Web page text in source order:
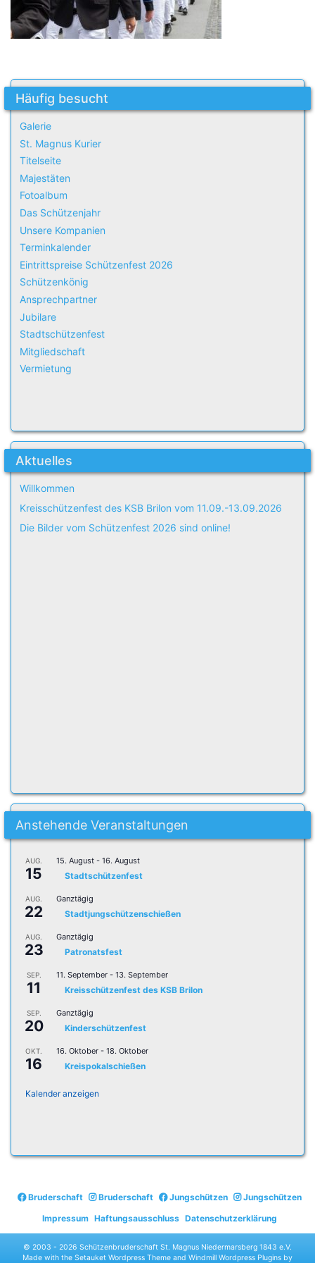
Häufig besucht
Galerie
St. Magnus Kurier
Titelseite
Majestäten
Fotoalbum
Das Schützenjahr
Unsere Kompanien
Terminkalender
Eintrittspreise Schützenfest 2026
Schützenkönig
Ansprechpartner
Jubilare
Stadtschützenfest
Mitgliedschaft
Vermietung
Aktuelles
Willkommen
Kreisschützenfest des KSB Brilon vom 11.09.-13.09.2026
Die Bilder vom Schützenfest 2026 sind online!
Anstehende Veranstaltungen
AUG.
15
15. August - 16. August
Stadtschützenfest
AUG.
22
Ganztägig
Stadtjungschützenschießen
AUG.
23
Ganztägig
Patronatsfest
SEP.
11
11. September - 13. September
Kreisschützenfest des KSB Brilon
SEP.
20
Ganztägig
Kinderschützenfest
OKT.
16
16. Oktober - 18. Oktober
Kreispokalschießen
Kalender anzeigen
Bruderschaft Bruderschaft Jungschützen
Jungschützen
Impressum Haftungsausschluss Datenschutzerklärung
© 2003 - 2026 Schützenbruderschaft St. Magnus Niedermarsberg 1843 e.V.
Made with the Setauket Wordpress Theme and Windmill Wordpress Plugins by